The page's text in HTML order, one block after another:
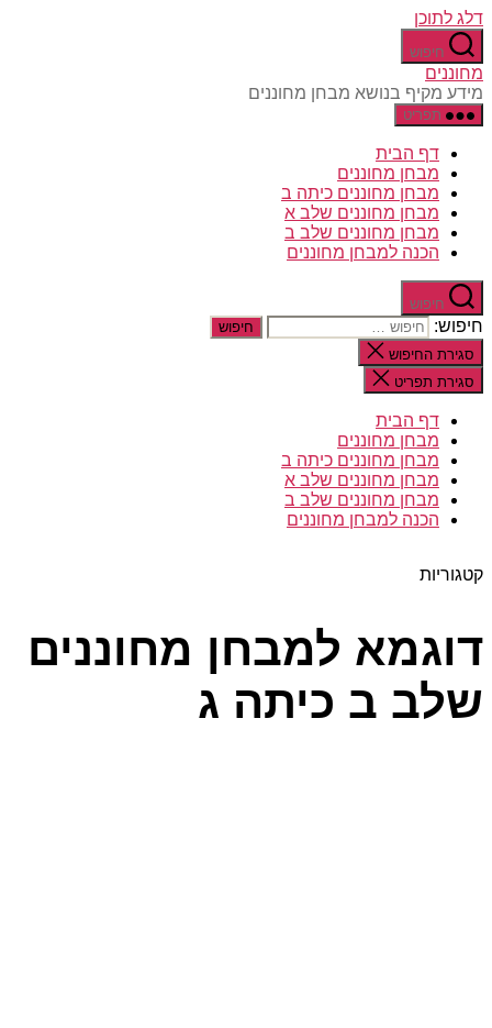
דלג לתוכן
חיפוש
מחוננים
מידע מקיף בנושא מבחן מחוננים
תפריט
דף הבית
מבחן מחוננים
מבחן מחוננים כיתה ב
מבחן מחוננים שלב א
מבחן מחוננים שלב ב
הכנה למבחן מחוננים
חיפוש
חיפוש:
סגירת החיפוש
סגירת תפריט
דף הבית
מבחן מחוננים
מבחן מחוננים כיתה ב
מבחן מחוננים שלב א
מבחן מחוננים שלב ב
הכנה למבחן מחוננים
קטגוריות
דוגמא למבחן מחוננים
שלב ב כיתה ג